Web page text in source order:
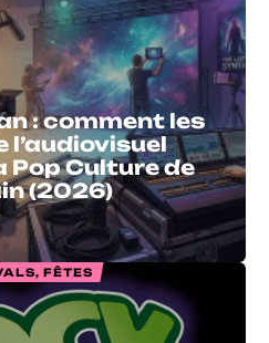
: comment les
l’audiovisuel
Pop Culture de
(2026)
FÊTES